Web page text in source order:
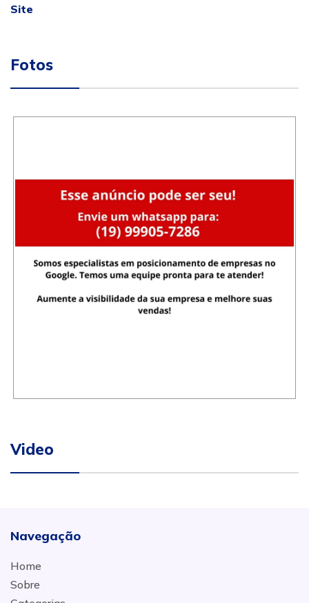
Site
Fotos
Video
Navegação
Home
Sobre